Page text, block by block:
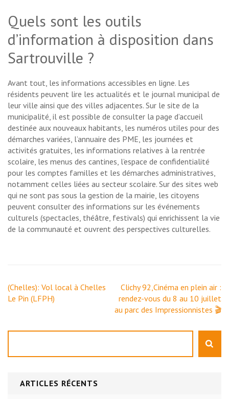
Quels sont les outils
d’information à disposition dans
Sartrouville ?
Avant tout, les informations accessibles en ligne. Les
résidents peuvent lire les actualités et le journal municipal de
leur ville ainsi que des villes adjacentes. Sur le site de la
municipalité, il est possible de consulter la page d’accueil
destinée aux nouveaux habitants, les numéros utiles pour des
démarches variées, l’annuaire des PME, les journées et
activités gratuites, les informations relatives à la rentrée
scolaire, les menus des cantines, l’espace de confidentialité
pour les comptes familles et les démarches administratives,
notamment celles liées au secteur scolaire. Sur des sites web
qui ne sont pas sous la gestion de la mairie, les citoyens
peuvent consulter des informations sur les événements
culturels (spectacles, théâtre, festivals) qui enrichissent la vie
de la communauté et ouvrent des perspectives culturelles.
Navigation
de
l’article
(Chelles): Vol local à Chelles
Le Pin (LFPH)
Clichy 92,Cinéma en plein air :
rendez-vous du 8 au 10 juillet
au parc des Impressionnistes 🎬
ARTICLES RÉCENTS